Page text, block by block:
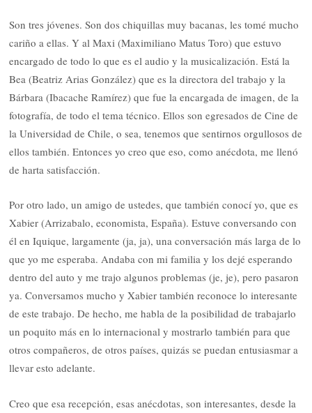
Son tres jóvenes. Son dos chiquillas muy bacanas, les tomé mucho
cariño a ellas. Y al Maxi (Maximiliano Matus Toro) que estuvo
encargado de todo lo que es el audio y la musicalización. Está la
Bea (Beatriz Arias González) que es la directora del trabajo y la
Bárbara (Ibacache Ramírez) que fue la encargada de imagen, de la
fotografía, de todo el tema técnico. Ellos son egresados de Cine de
la Universidad de Chile, o sea, tenemos que sentirnos orgullosos de
ellos también. Entonces yo creo que eso, como anécdota, me llenó
de harta satisfacción.
Por otro lado, un amigo de ustedes, que también conocí yo, que es
Xabier (Arrizabalo, economista, España). Estuve conversando con
él en Iquique, largamente (ja, ja), una conversación más larga de lo
que yo me esperaba. Andaba con mi familia y los dejé esperando
dentro del auto y me trajo algunos problemas (je, je), pero pasaron
ya. Conversamos mucho y Xabier también reconoce lo interesante
de este trabajo. De hecho, me habla de la posibilidad de trabajarlo
un poquito más en lo internacional y mostrarlo también para que
otros compañeros, de otros países, quizás se puedan entusiasmar a
llevar esto adelante.
Creo que esa recepción, esas anécdotas, son interesantes, desde la